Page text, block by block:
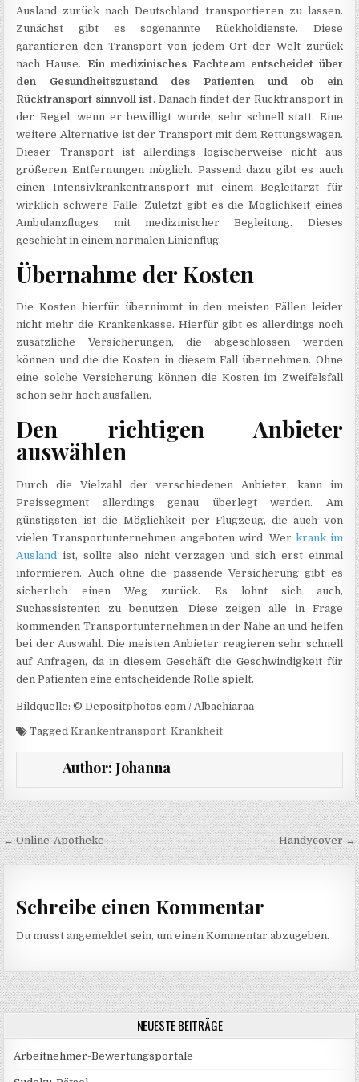
Ausland zurück nach Deutschland transportieren zu lassen.
Zunächst gibt es sogenannte Rückholdienste. Diese
garantieren den Transport von jedem Ort der Welt zurück
nach Hause. Ein medizinisches Fachteam entscheidet über
den Gesundheitszustand des Patienten und ob ein
Rücktransport sinnvoll ist. Danach findet der Rücktransport in
der Regel, wenn er bewilligt wurde, sehr schnell statt. Eine
weitere Alternative ist der Transport mit dem Rettungswagen.
Dieser Transport ist allerdings logischerweise nicht aus
größeren Entfernungen möglich. Passend dazu gibt es auch
einen Intensivkrankentransport mit einem Begleitarzt für
wirklich schwere Fälle. Zuletzt gibt es die Möglichkeit eines
Ambulanzfluges mit medizinischer Begleitung. Dieses
geschieht in einem normalen Linienflug.
Übernahme der Kosten
Die Kosten hierfür übernimmt in den meisten Fällen leider
nicht mehr die Krankenkasse. Hierfür gibt es allerdings noch
zusätzliche Versicherungen, die abgeschlossen werden
können und die die Kosten in diesem Fall übernehmen. Ohne
eine solche Versicherung können die Kosten im Zweifelsfall
schon sehr hoch ausfallen.
Den richtigen Anbieter
auswählen
Durch die Vielzahl der verschiedenen Anbieter, kann im
Preissegment allerdings genau überlegt werden. Am
günstigsten ist die Möglichkeit per Flugzeug, die auch von
vielen Transportunternehmen angeboten wird. Wer krank im
Ausland ist, sollte also nicht verzagen und sich erst einmal
informieren. Auch ohne die passende Versicherung gibt es
sicherlich einen Weg zurück. Es lohnt sich auch,
Suchassistenten zu benutzen. Diese zeigen alle in Frage
kommenden Transportunternehmen in der Nähe an und helfen
bei der Auswahl. Die meisten Anbieter reagieren sehr schnell
auf Anfragen, da in diesem Geschäft die Geschwindigkeit für
den Patienten eine entscheidende Rolle spielt.
Bildquelle: © Depositphotos.com / Albachiaraa
TaggedKrankentransport,Krankheit
Author: Johanna
Beitragsnavigation
← Online-Apotheke Handycover →
Schreibe einen Kommentar
Du musstangemeldet sein, um einen Kommentar abzugeben.
NEUESTE BEITRÄGE
Arbeitnehmer-Bewertungsportale